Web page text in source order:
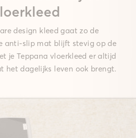
design kleed gaat zo de
anti-slip mat blijft stevig op de
je Teppana vloerkleed er altijd
het dagelijks leven ook brengt.